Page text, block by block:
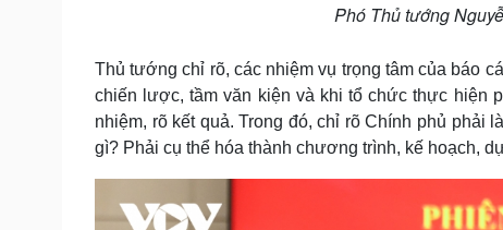
Phó Thủ tướng
Thủ tướng chỉ rõ, các nhiệm vụ trọng tâm của báo
chiến lược, tầm văn kiện và khi tổ chức thực hiện
nhiệm, rõ kết quả. Trong đó, chỉ rõ Chính phủ phải
gì? Phải cụ thể hóa thành chương trình, kế hoạch,